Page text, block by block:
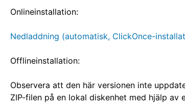
Onlineinstallation:
Nedladdning (automatisk, ClickOnce-
Offlineinstallation:
Observera att den här versionen inte
ZIP-filen på en lokal diskenhet med hjälp av